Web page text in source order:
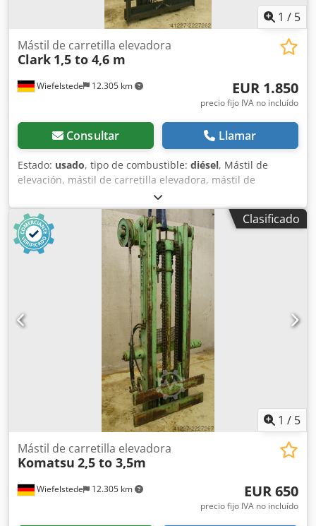
1 / 5
Wiefelstede 12.305 km
Mástil de carretilla elevadora
Clark 1,5 to 4,6 m
EUR 1.850
precio fijo IVA no incluído
Consultar Llamar
Estado: usado, tipo de combustible: diésel, Mástil de
elevación, mástil de carretilla elevadora, mástil de
montacargas, estructura de elevación, montacargas
trasero -Mástil con buena visibilidad -Capacidad de carga:
1500 kg -Altura de elevación: aproximadamente 4600 mm
Djdpfocd Ub Tsx Abkskr -Placa identificativa de la carretilla:
1040 x 405 mm -Dimensiones: 400/1100/A2930 mm -Peso:
Clasificado
1 / 5
Wiefelstede 12.305 km
Mástil de carretilla elevadora
Komatsu 2,5 to 3,5m
EUR 650
precio fijo IVA no incluído